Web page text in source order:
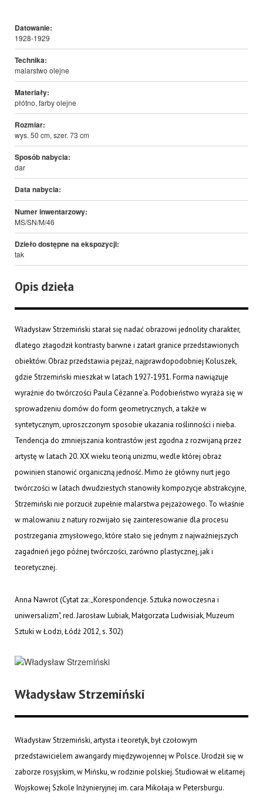
Datowanie:
1928-1929
Technika:
malarstwo olejne
Materiały:
płótno, farby olejne
Rozmiar:
wys. 50 cm, szer. 73 cm
Sposób nabycia:
dar
Data nabycia:
Numer inwentarzowy:
MS/SN/M/46
Dzieło dostępne na ekspozycji:
tak
Opis dzieła
Władysław Strzemiński starał się nadać obrazowi jednolity charakter,
dlatego złagodził kontrasty barwne i zatarł granice przedstawionych
obiektów. Obraz przedstawia pejzaż, najprawdopodobniej Koluszek,
gdzie Strzemiński mieszkał w latach 1927-1931. Forma nawiązuje
wyraźnie do twórczości Paula Cézanne’a. Podobieństwo wyraża się w
sprowadzeniu domów do form geometrycznych, a także w
syntetycznym, uproszczonym sposobie ukazania roślinności i nieba.
Tendencja do zmniejszania kontrastów jest zgodna z rozwijaną przez
artystę w latach 20. XX wieku teorią unizmu, wedle której obraz
powinien stanowić organiczną jedność. Mimo że główny nurt jego
twórczości w latach dwudziestych stanowiły kompozycje abstrakcyjne,
Strzemiński nie porzucił zupełnie malarstwa pejzażowego. To właśnie
w malowaniu z natury rozwijało się zainteresowanie dla procesu
postrzegania zmysłowego, które stało się jednym z najważniejszych
zagadnień jego późnej twórczości, zarówno plastycznej, jak i
teoretycznej.
Anna Nawrot (Cytat za: „Korespondencje. Sztuka nowoczesna i
uniwersalizm", red. Jarosław Lubiak, Małgorzata Ludwisiak, Muzeum
Sztuki w Łodzi, Łódź 2012, s. 302)
Władysław Strzemiński
Władysław Strzemiński, artysta i teoretyk, był czołowym
przedstawicielem awangardy międzywojennej w Polsce. Urodził się w
zaborze rosyjskim, w Mińsku, w rodzinie polskiej. Studiował w elitarnej
Wojskowej Szkole Inżynieryjnej im. cara Mikołaja w Petersburgu.